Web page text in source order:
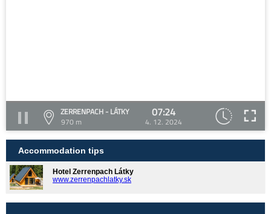
ZERRENPACH - LÁTKY
970 m
07:24
4. 12. 2024
Accommodation tips
Hotel Zerrenpach Látky
www.zerrenpachlatky.sk